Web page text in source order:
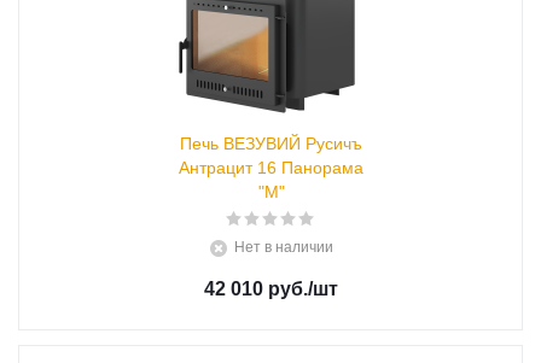
Печь ВЕЗУВИЙ Русичъ
Антрацит 16 Панорама
"М"
Нет в наличии
42 010 руб./шт